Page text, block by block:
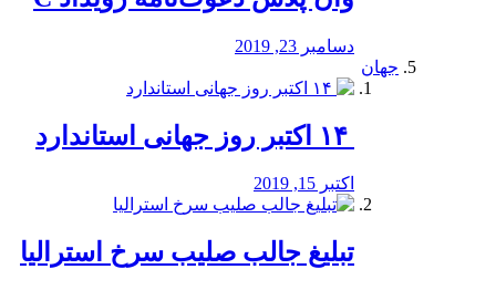
دسامبر 23, 2019
جهان
اکتبر 15, 2019
تبلیغ جالب صلیب سرخ استرالیا